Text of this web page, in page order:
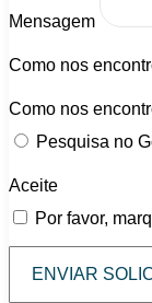
Mensagem
Como nos
Como nos
Pesquisa no
Aceite
Por favor,
ENVIAR